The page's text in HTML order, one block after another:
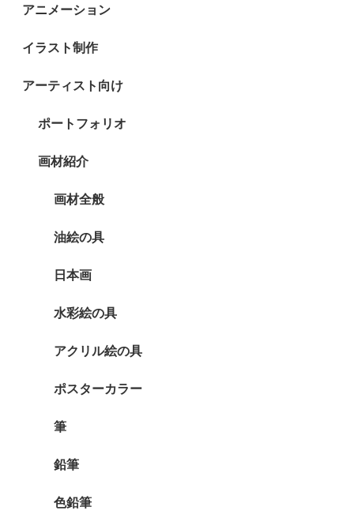
アニメーション
イラスト制作
アーティスト向け
ポートフォリオ
画材紹介
画材全般
油絵の具
日本画
水彩絵の具
アクリル絵の具
ポスターカラー
筆
鉛筆
色鉛筆